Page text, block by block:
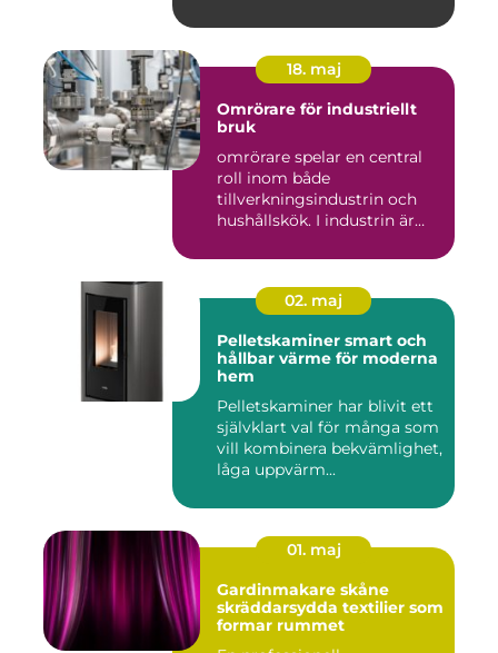
18. maj
Omrörare för industriellt
bruk
omrörare spelar en central
roll inom både
tillverkningsindustrin och
hushållskök. I industrin är
02. maj
Pelletskaminer smart och
hållbar värme för moderna
hem
Pelletskaminer har blivit ett
självklart val för många som
vill kombinera bekvämlighet,
låga uppvärm...
01. maj
Gardinmakare skåne
skräddarsydda textilier som
formar rummet